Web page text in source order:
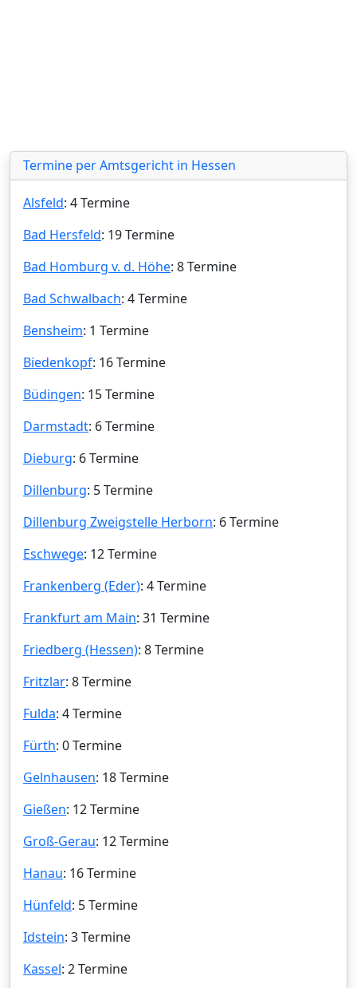
Termine per Amtsgericht in Hessen
Alsfeld: 4 Termine
Bad Hersfeld: 19 Termine
Bad Homburg v. d. Höhe: 8 Termine
Bad Schwalbach: 4 Termine
Bensheim: 1 Termine
Biedenkopf: 16 Termine
Büdingen: 15 Termine
Darmstadt: 6 Termine
Dieburg: 6 Termine
Dillenburg: 5 Termine
Dillenburg Zweigstelle Herborn: 6 Termine
Eschwege: 12 Termine
Frankenberg (Eder): 4 Termine
Frankfurt am Main: 31 Termine
Friedberg (Hessen): 8 Termine
Fritzlar: 8 Termine
Fulda: 4 Termine
Fürth: 0 Termine
Gelnhausen: 18 Termine
Gießen: 12 Termine
Groß-Gerau: 12 Termine
Hanau: 16 Termine
Hünfeld: 5 Termine
Idstein: 3 Termine
Kassel: 2 Termine